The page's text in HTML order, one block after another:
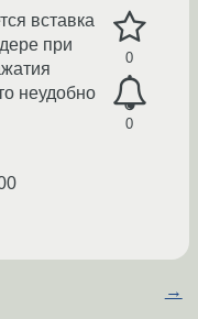
0
0
вставка
при
неудобно
→